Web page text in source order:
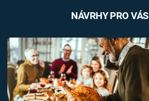
NÁVRHY PRO VÁS